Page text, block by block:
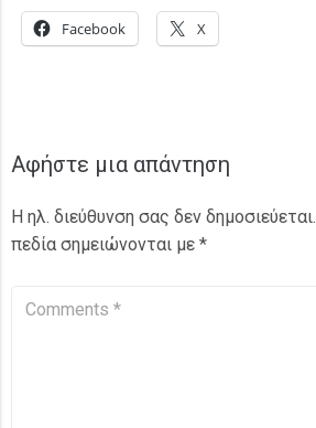
Facebook X
Αφήστε μια απάντηση
Η ηλ. διεύθυνση σας δεν δημοσιεύεται.
πεδία σημειώνονται με *